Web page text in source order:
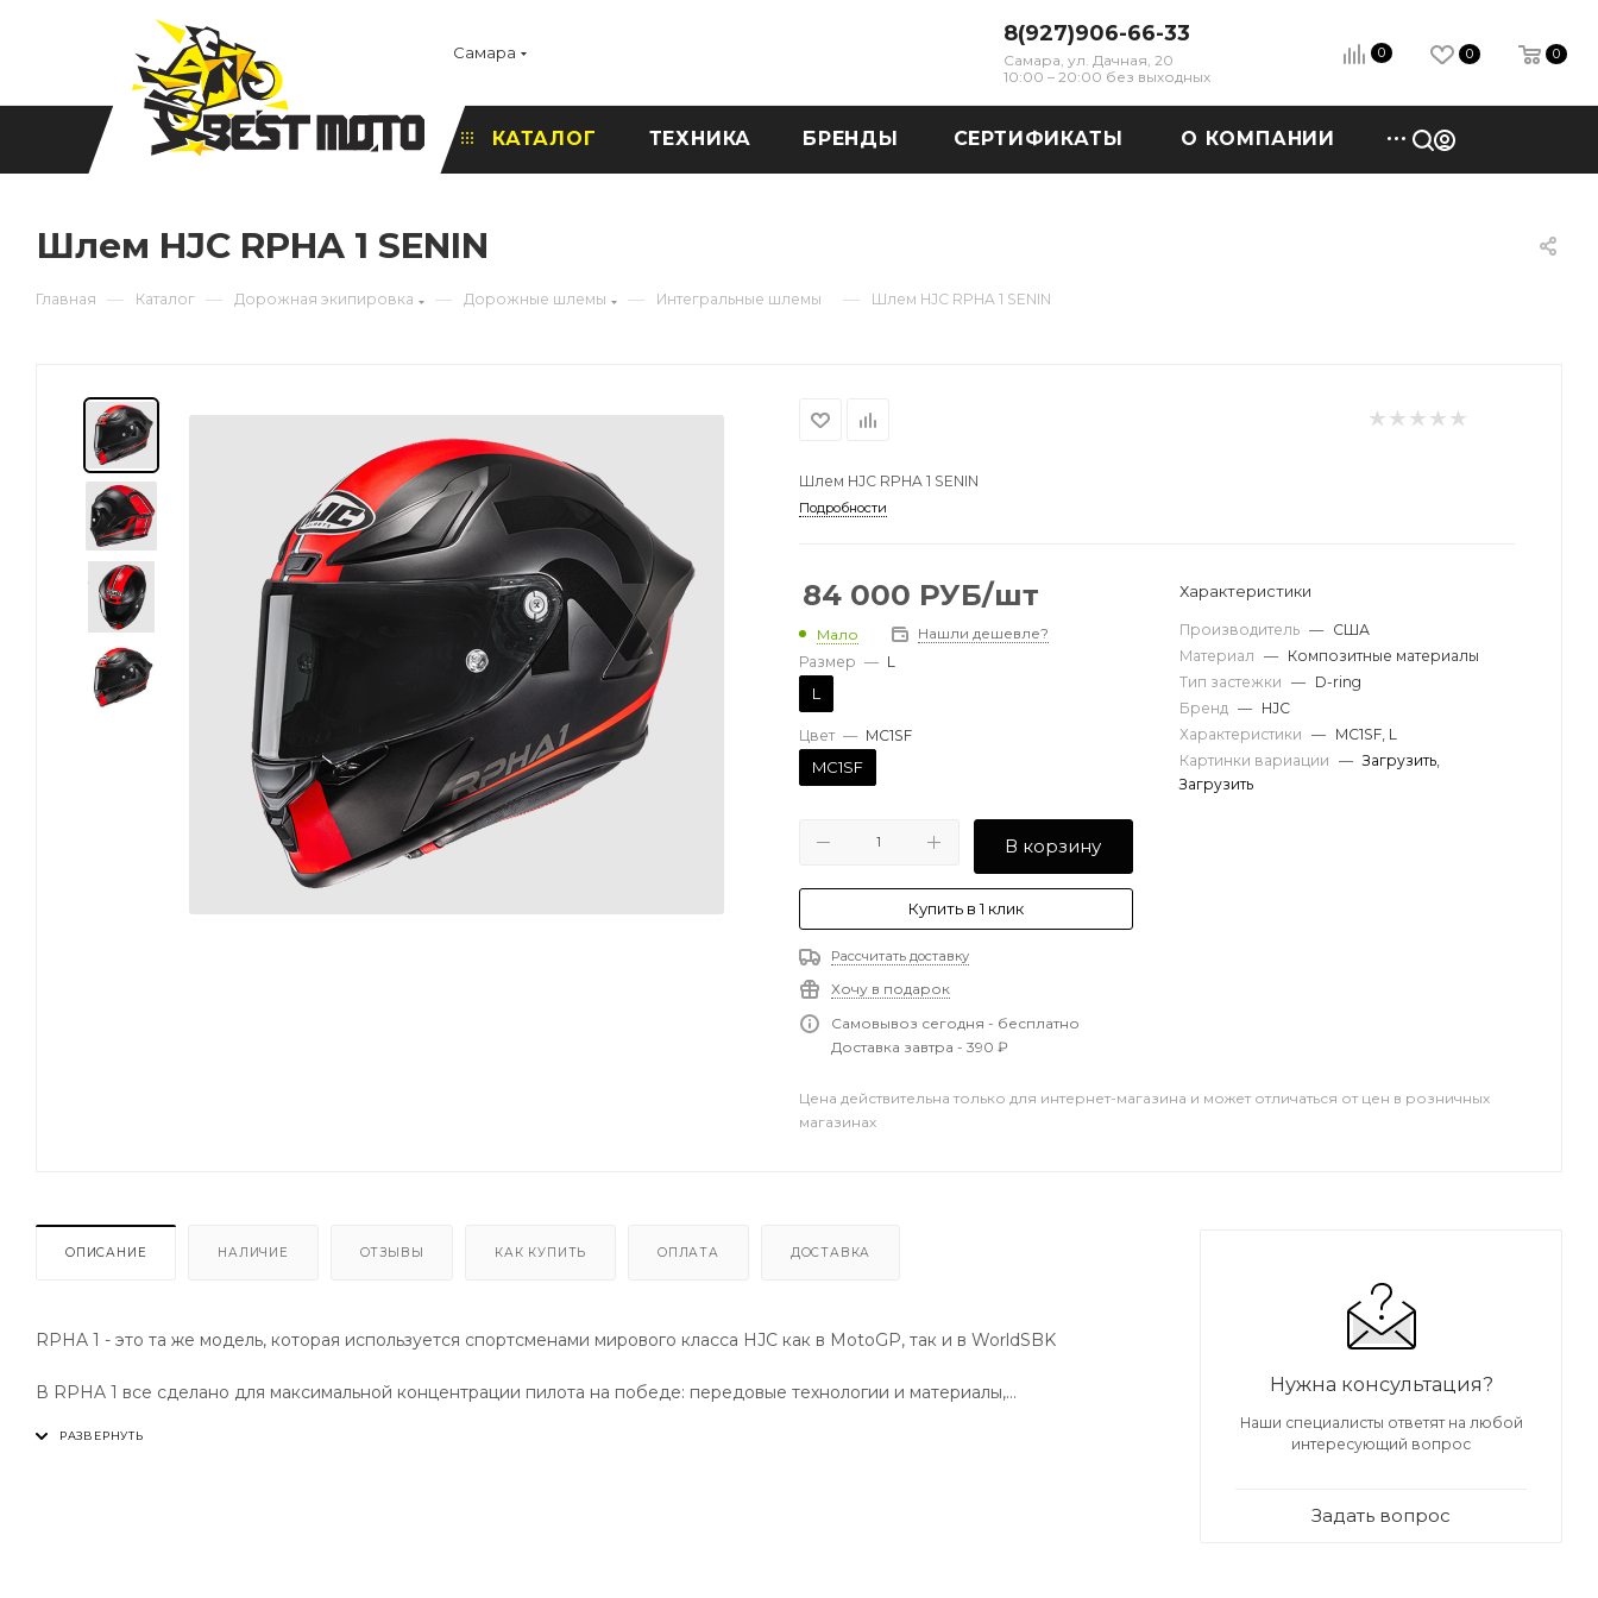
Самара
8(927)906-66-33
Самара, ул. Дачная, 20
10:00 – 20:00 без выходных
0 0 0
КАТАЛОГ ТЕХНИКА БРЕНДЫ СЕРТИФИКАТЫ О КОМПАНИИ
Шлем HJC RPHA 1 SENIN
Главная — Каталог — Дорожная экипировка — Дорожные шлемы — Интегральные шлемы — Шлем HJC RPHA 1 SENIN
Шлем HJC RPHA 1 SENIN
Подробности
84 000 РУБ/шт
Мало
Нашли дешевле?
Размер — L
L
Цвет — MC1SF
MC1SF
В корзину
Купить в 1 клик
Рассчитать доставку
Хочу в подарок
Самовывоз сегодня - бесплатно
Доставка завтра - 390 ₽
Характеристики
Производитель — США
Материал — Композитные материалы
Тип застежки — D-ring
Бренд — HJC
Характеристики — MC1SF, L
Картинки вариации — Загрузить,
Загрузить
Цена действительна только для интернет-магазина и может отличаться от цен в розничных
магазинах
ОПИСАНИЕ НАЛИЧИЕ ОТЗЫВЫ КАК КУПИТЬ ОПЛАТА ДОСТАВКА
RPHA 1 - это та же модель, которая используется спортсменами мирового класса HJC как в MotoGP, так и в WorldSBK
В RPHA 1 все сделано для максимальной концентрации пилота на победе: передовые технологии и материалы,
Нужна консультация?
Наши специалисты ответят на любой
интересующий вопрос
Задать вопрос